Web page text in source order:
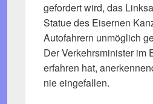
gefordert wird, das
Statue des Eisernen
Autofahrern unmöglich
Der Verkehrsminister im
erfahren hat,
nie eingefallen.